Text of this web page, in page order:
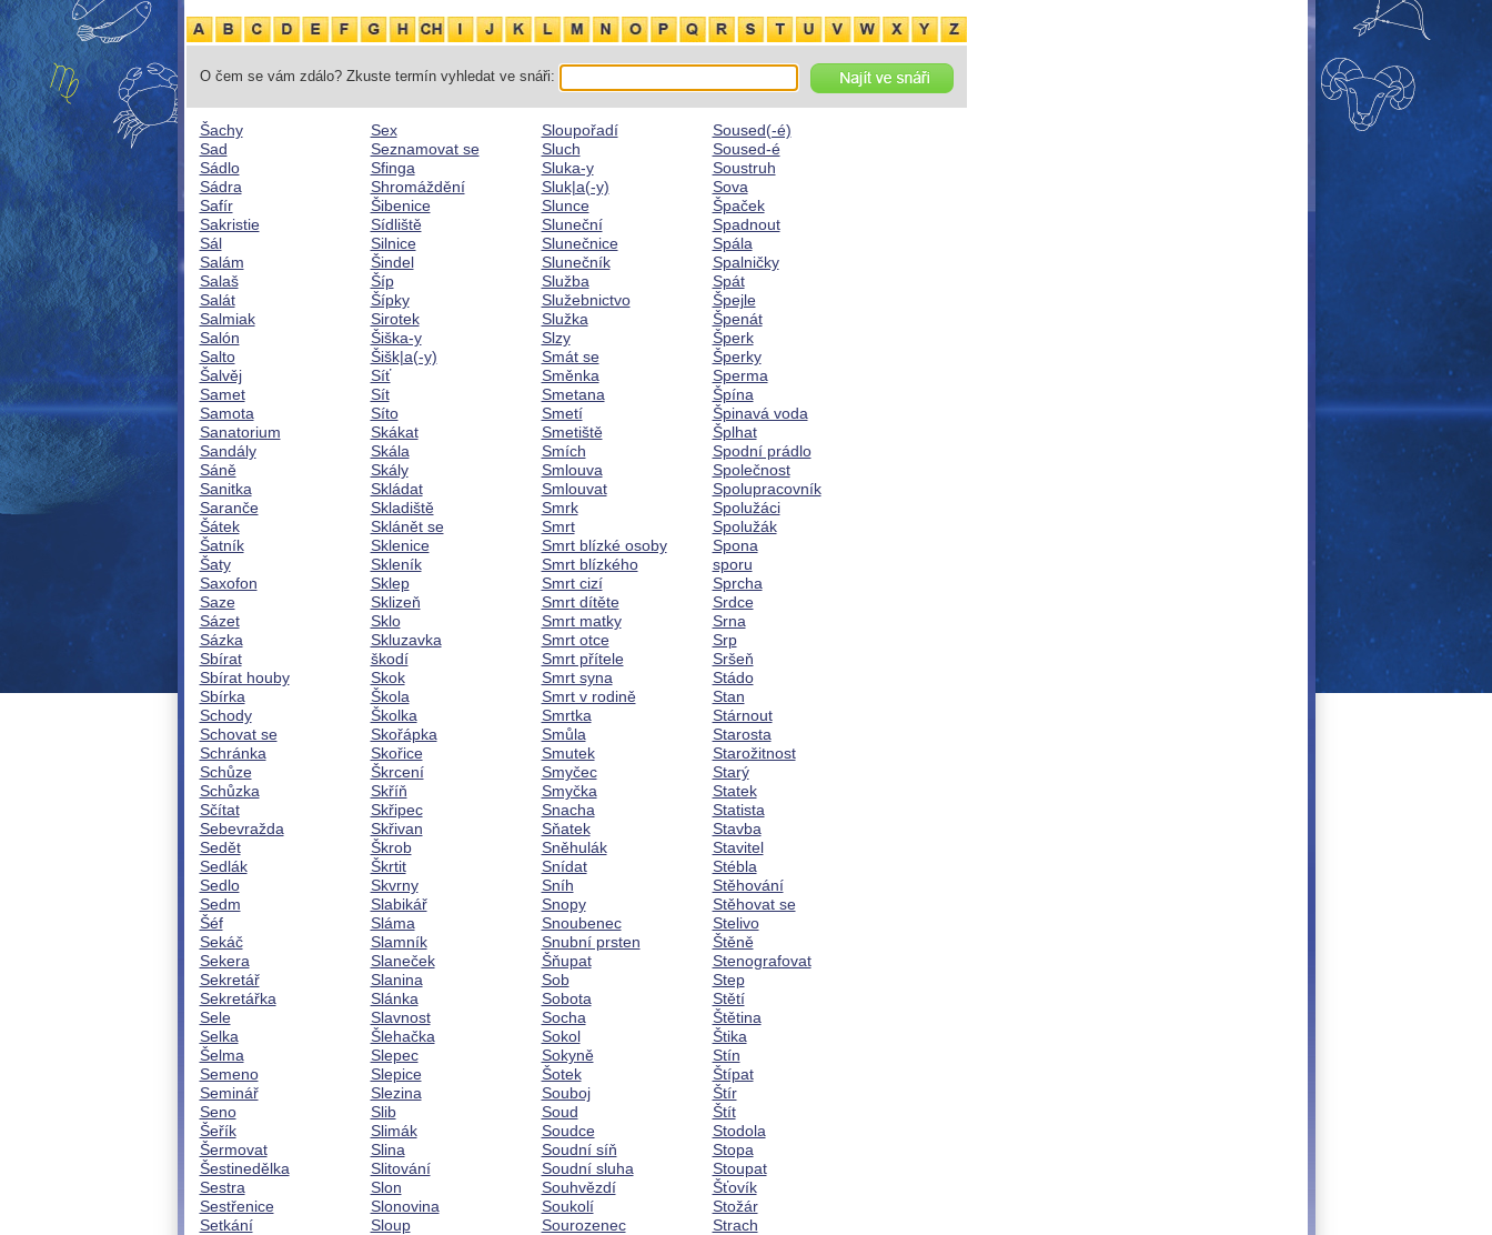
O čem se vám zdálo? Zkuste termín vyhledat ve snáři:
Šachy
Sad
Sádlo
Sádra
Safír
Sakristie
Sál
Salám
Salaš
Salát
Salmiak
Salón
Salto
Šalvěj
Samet
Samota
Sanatorium
Sandály
Sáně
Sanitka
Saranče
Šátek
Šatník
Šaty
Saxofon
Saze
Sázet
Sázka
Sbírat
Sbírat houby
Sbírka
Schody
Schovat se
Schránka
Schůze
Schůzka
Sčítat
Sebevražda
Sedět
Sedlák
Sedlo
Sedm
Šéf
Sekáč
Sekera
Sekretář
Sekretářka
Sele
Selka
Šelma
Semeno
Seminář
Seno
Šeřík
Šermovat
Šestinedělka
Sestra
Sestřenice
Setkání
Sex
Seznamovat se
Sfinga
Shromáždění
Šibenice
Sídliště
Silnice
Šindel
Šíp
Šípky
Sirotek
Šiška-y
Šišk|a(-y)
Síť
Sít
Síto
Skákat
Skála
Skály
Skládat
Skladiště
Sklánět se
Sklenice
Skleník
Sklep
Sklizeň
Sklo
Skluzavka
škodí
Skok
Škola
Školka
Skořápka
Skořice
Škrcení
Skříň
Skřipec
Skřivan
Škrob
Škrtit
Skvrny
Slabikář
Sláma
Slamník
Slaneček
Slanina
Slánka
Slavnost
Šlehačka
Slepec
Slepice
Slezina
Slib
Slimák
Slina
Slitování
Slon
Slonovina
Sloup
Sloupořadí
Sluch
Sluka-y
Sluk|a(-y)
Slunce
Sluneční
Slunečnice
Slunečník
Služba
Služebnictvo
Služka
Slzy
Smát se
Směnka
Smetana
Smetí
Smetiště
Smích
Smlouva
Smlouvat
Smrk
Smrt
Smrt blízké osoby
Smrt blízkého
Smrt cizí
Smrt dítěte
Smrt matky
Smrt otce
Smrt přítele
Smrt syna
Smrt v rodině
Smrtka
Smůla
Smutek
Smyčec
Smyčka
Snacha
Sňatek
Sněhulák
Snídat
Sníh
Snopy
Snoubenec
Snubní prsten
Šňupat
Sob
Sobota
Socha
Sokol
Sokyně
Šotek
Souboj
Soud
Soudce
Soudní síň
Soudní sluha
Souhvězdí
Soukolí
Sourozenec
Soused(-é)
Soused-é
Soustruh
Sova
Špaček
Spadnout
Spála
Spalničky
Spát
Špejle
Špenát
Šperk
Šperky
Sperma
Špína
Špinavá voda
Šplhat
Spodní prádlo
Společnost
Spolupracovník
Spolužáci
Spolužák
Spona
sporu
Sprcha
Srdce
Srna
Srp
Sršeň
Stádo
Stan
Stárnout
Starosta
Starožitnost
Starý
Statek
Statista
Stavba
Stavitel
Stébla
Stěhování
Stěhovat se
Stelivo
Štěně
Stenografovat
Step
Stětí
Štětina
Štika
Stín
Štípat
Štír
Štít
Stodola
Stopa
Stoupat
Šťovík
Stožár
Strach